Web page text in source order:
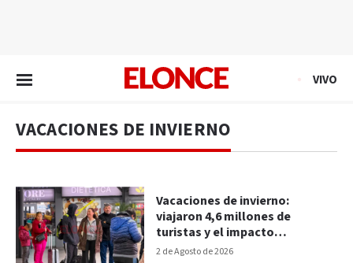
VIVO
VACACIONES DE INVIERNO
2 de Agosto de 2026
Vacaciones de invierno:
viajaron 4,6 millones de
turistas y el impacto
económico superó los $2,1